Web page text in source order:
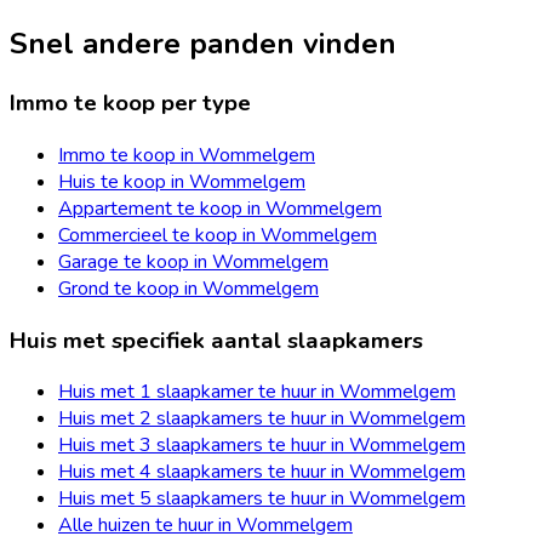
Snel andere panden vinden
Immo te koop per type
Immo te koop in Wommelgem
Huis te koop in Wommelgem
Appartement te koop in Wommelgem
Commercieel te koop in Wommelgem
Garage te koop in Wommelgem
Grond te koop in Wommelgem
Huis met specifiek aantal slaapkamers
Huis met 1 slaapkamer te huur in Wommelgem
Huis met 2 slaapkamers te huur in Wommelgem
Huis met 3 slaapkamers te huur in Wommelgem
Huis met 4 slaapkamers te huur in Wommelgem
Huis met 5 slaapkamers te huur in Wommelgem
Alle huizen te huur in Wommelgem